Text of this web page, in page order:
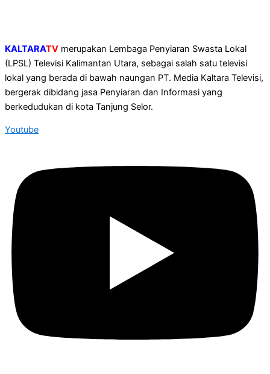
KALTARATV merupakan Lembaga Penyiaran Swasta Lokal
(LPSL) Televisi Kalimantan Utara, sebagai salah satu televisi
lokal yang berada di bawah naungan PT. Media Kaltara Televisi,
bergerak dibidang jasa Penyiaran dan Informasi yang
berkedudukan di kota Tanjung Selor.
Youtube